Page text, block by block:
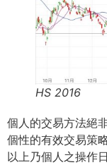
HS 2016
個人的交易方法絕
個性的有效交易策略
以上乃個人之操作